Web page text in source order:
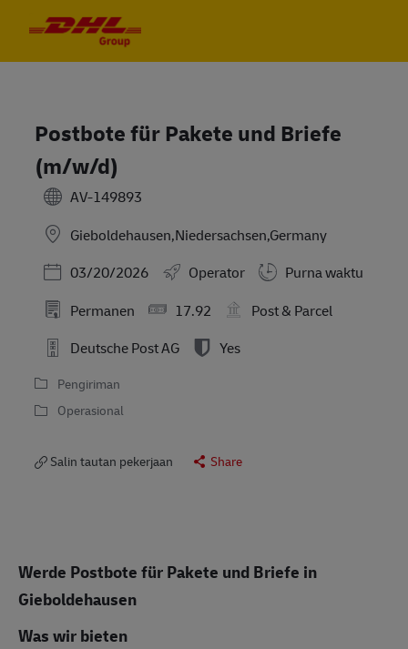
Postbote für Pakete und Briefe
(m/w/d)
AV-149893
Gieboldehausen,Niedersachsen,Germany
Posted Date
03/20/2026 Operator
Purna waktu
Permanen
17.92
Post & Parcel
Deutsche Post AG
Yes
Pengiriman
Operasional
Salin tautan pekerjaan Share
Werde Postbote für Pakete und Briefe in
Gieboldehausen
Was wir bieten